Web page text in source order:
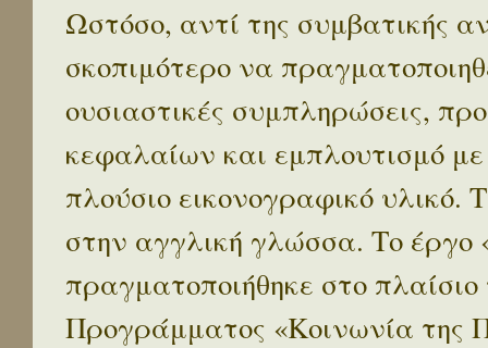
Ωστόσο, αντί της συμβατικής
σκοπιμότερο να
ουσιαστικές συμπληρώσεις,
κεφαλαίων και εμπλουτισμό
πλούσιο εικονογραφικό
στην αγγλική γλώσσα. Το
πραγματοποιήθηκε στο
Προγράμματος «Κοινωνία της